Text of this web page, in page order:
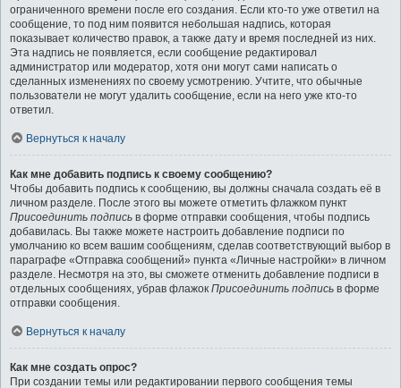
ограниченного времени после его создания. Если кто-то уже ответил на
сообщение, то под ним появится небольшая надпись, которая
показывает количество правок, а также дату и время последней из них.
Эта надпись не появляется, если сообщение редактировал
администратор или модератор, хотя они могут сами написать о
сделанных изменениях по своему усмотрению. Учтите, что обычные
пользователи не могут удалить сообщение, если на него уже кто-то
ответил.
Вернуться к началу
Как мне добавить подпись к своему сообщению?
Чтобы добавить подпись к сообщению, вы должны сначала создать её в
личном разделе. После этого вы можете отметить флажком пункт
Присоединить подпись в форме отправки сообщения, чтобы подпись
добавилась. Вы также можете настроить добавление подписи по
умолчанию ко всем вашим сообщениям, сделав соответствующий выбор в
параграфе «Отправка сообщений» пункта «Личные настройки» в личном
разделе. Несмотря на это, вы сможете отменить добавление подписи в
отдельных сообщениях, убрав флажок Присоединить подпись в форме
отправки сообщения.
Вернуться к началу
Как мне создать опрос?
При создании темы или редактировании первого сообщения темы